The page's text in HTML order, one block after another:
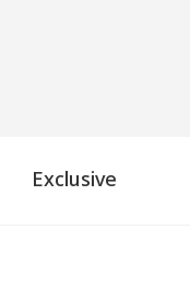
Exclusive